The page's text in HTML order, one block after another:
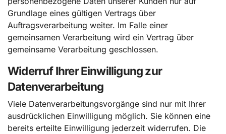
Grundlage eines gültigen Vertrags über
Auftragsverarbeitung weiter. Im Falle einer
gemeinsamen Verarbeitung wird ein Vertrag über
gemeinsame Verarbeitung geschlossen.
Widerruf Ihrer Einwilligung zur
Datenverarbeitung
Viele Datenverarbeitungsvorgänge sind nur mit Ihrer
ausdrücklichen Einwilligung möglich. Sie können eine
bereits erteilte Einwilligung jederzeit widerrufen. Die